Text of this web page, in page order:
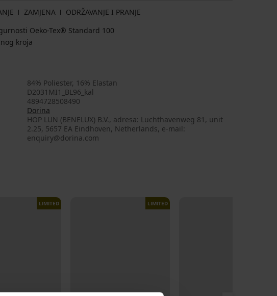
ZAMJENA
ODRŽAVANJE I PRANJE
Oeko-Tex® Standard 100
kroja
84% Poliester, 16% Elastan
D2031MI1_BL96_kal
4894728508490
Dorina
HOP LUN (BENELUX) B.V., adresa: Luchthavenweg 81, unit
2.25, 5657 EA Eindhoven, Netherlands, e-mail:
enquiry@dorina.com
LIMITED LIMITED